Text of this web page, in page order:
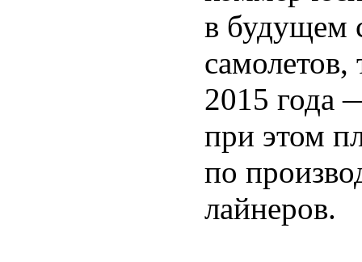
в будущем
2015 года
при этом
по
лайнеров.